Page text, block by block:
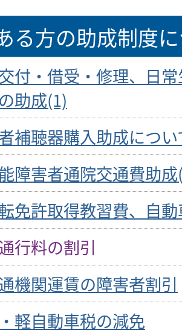
る方の助成制度
付・借受・修理、日
助成(1)
補聴器購入助成につい
障害者通院交通費助
免許取得教習費、自
行料の割引
機関運賃の障害者割引
軽自動車税の減免